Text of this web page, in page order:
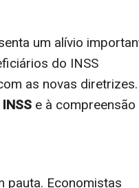
um alívio
do INSS
as novas diretrizes.
e à compreensão
pauta. Economistas